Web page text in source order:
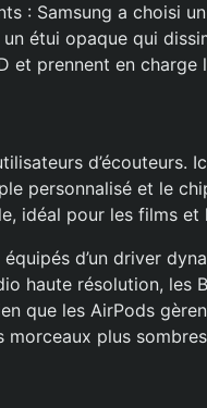
: Samsung a choisi
étui opaque qui
et prennent en charge
d’écouteurs.
personnalisé et le
idéal pour les films et
d’un driver
haute résolution, les
que les AirPods
plus